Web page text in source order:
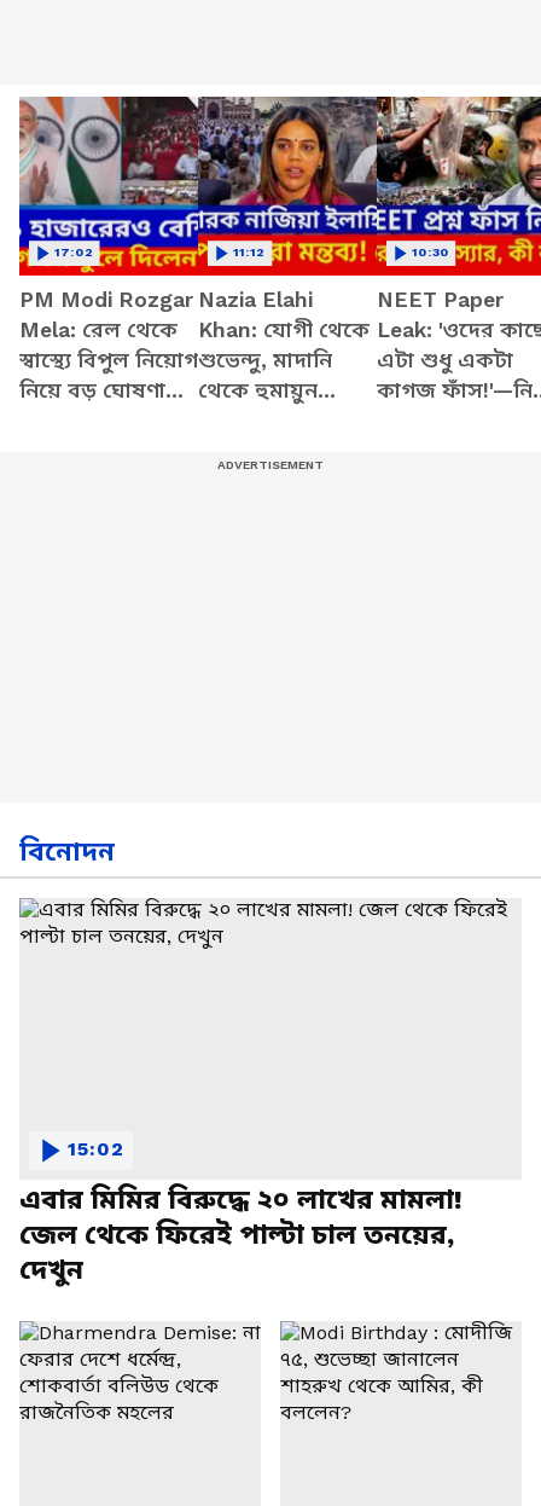
PM Modi Rozgar
Mela: রেল থেকে
স্বাস্থ্যে বিপুল নিয়োগ
নিয়ে বড় ঘোষণা
17:02
Nazia Elahi
Khan: যোগী থেকে
শুভেন্দু, মাদানি
থেকে হুমায়ুন
11:12
NEET Paper
Leak: 'ওদের
এটা শুধু একটা
কাগজ
10:30
বিনোদন
এবার মিমির বিরুদ্ধে ২০ লাখের মামলা!
জেল থেকে ফিরেই পাল্টা চাল তনয়ের,
দেখুন
15:02